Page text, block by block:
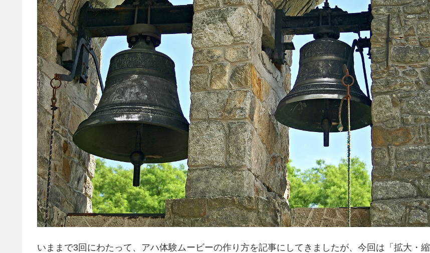
いままで3回にわたって、アハ体験ムービーの作り方を記事にしてきましたが、今回は「拡大・縮